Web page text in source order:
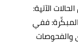
الآتية:
ففي
والفحوصات